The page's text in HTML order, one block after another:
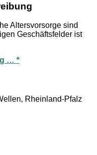
Altersvorsorge sind
Geschäftsfelder ist
… *
Rheinland-Pfalz